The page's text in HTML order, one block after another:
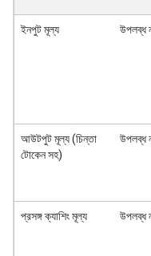
ইনপুট মূল্য উপলব্ধ
আউটপুট মূল্য (চিন্তা
টোকেন সহ)
উপলব্ধ
প্রসঙ্গ ক্যাশিং মূল্য উপলব্ধ